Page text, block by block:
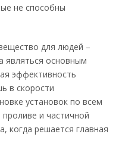
не способны
для людей –
являться основным
эффективность
в скорости
установок по всем
и частичной
когда решается главная